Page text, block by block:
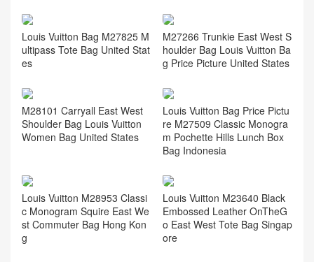
Louis Vuitton Bag M27825 M
ultipass Tote Bag United Stat
es
M27266 Trunkie East West S
houlder Bag Louis Vuitton Ba
g Price Picture United States
M28101 Carryall East West
Shoulder Bag Louis Vuitton
Women Bag United States
Louis Vuitton Bag Price Pictu
re M27509 Classic Monogra
m Pochette Hills Lunch Box
Bag Indonesia
Louis Vuitton M28953 Classi
c Monogram Squire East We
st Commuter Bag Hong Kon
g
Louis Vuitton M23640 Black
Embossed Leather OnTheG
o East West Tote Bag Singap
ore